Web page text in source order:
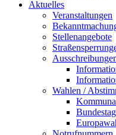
Aktuelles
Veranstaltungen
Stellenangebote
Wahlen /